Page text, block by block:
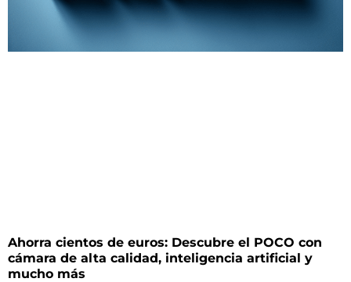
Ahorra cientos de euros: Descubre el POCO con
cámara de alta calidad, inteligencia artificial y
mucho más